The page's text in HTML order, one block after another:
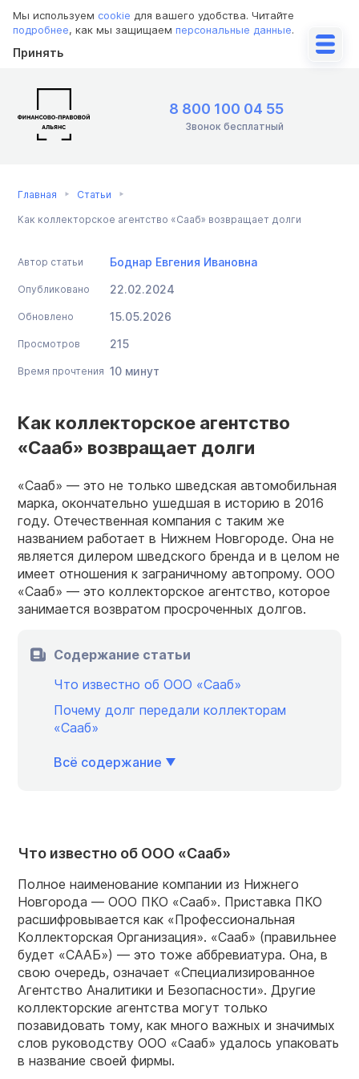
Мы используем cookie для вашего удобства. Читайте
подробнее, как мы защищаем персональные данные.
Принять
8 800 100 04 55
Звонок бесплатный
Главная Статьи
Как коллекторское агентство «Сааб» возвращает долги
Автор статьи Боднар Евгения Ивановна
Опубликовано 22.02.2024
Обновлено 15.05.2026
Просмотров 215
Время прочтения 10 минут
Как коллекторское агентство
«Сааб» возвращает долги
«Сааб» — это не только шведская автомобильная
марка, окончательно ушедшая в историю в 2016
году. Отечественная компания с таким же
названием работает в Нижнем Новгороде. Она не
является дилером шведского бренда и в целом не
имеет отношения к заграничному автопрому. ООО
«Сааб» — это коллекторское агентство, которое
занимается возвратом просроченных долгов.
Содержание статьи
Что известно об ООО «Сааб»
Почему долг передали коллекторам
«Сааб»
Всё содержание
Что известно об ООО «Сааб»
Полное наименование компании из Нижнего
Новгорода — ООО ПКО «Сааб». Приставка ПКО
расшифровывается как «Профессиональная
Коллекторская Организация». «Сааб» (правильнее
будет «СААБ») — это тоже аббревиатура. Она, в
свою очередь, означает «Специализированное
Агентство Аналитики и Безопасности». Другие
коллекторские агентства могут только
позавидовать тому, как много важных и значимых
слов руководству ООО «Сааб» удалось упаковать
в название своей фирмы.